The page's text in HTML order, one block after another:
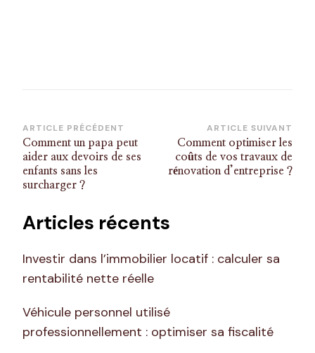
Navigation
d’article
ARTICLE PRÉCÉDENT
Comment un papa peut
aider aux devoirs de ses
enfants sans les
surcharger ?
ARTICLE SUIVANT
Comment optimiser les
coûts de vos travaux de
rénovation d’entreprise ?
Articles récents
Investir dans l’immobilier locatif : calculer sa
rentabilité nette réelle
Véhicule personnel utilisé
professionnellement : optimiser sa fiscalité